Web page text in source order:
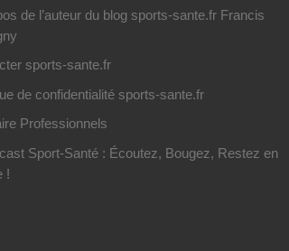
de l’auteur du blog sports-sante.fr Francis
sports-sante.fr
de confidentialité sports-sante.fr
Professionnels
Sport-Santé : Écoutez, Bougez, Restez en
!